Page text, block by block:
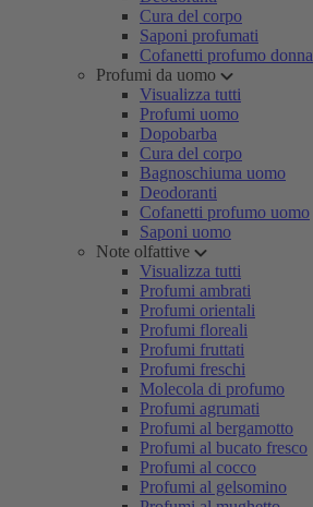
Cura del corpo
Saponi profumati
Cofanetti profumo donna
Profumi da uomo
Visualizza tutti
Profumi uomo
Dopobarba
Cura del corpo
Bagnoschiuma uomo
Deodoranti
Cofanetti profumo uomo
Saponi uomo
Note olfattive
Visualizza tutti
Profumi ambrati
Profumi orientali
Profumi floreali
Profumi fruttati
Profumi freschi
Molecola di profumo
Profumi agrumati
Profumi al bergamotto
Profumi al bucato fresco
Profumi al cocco
Profumi al gelsomino